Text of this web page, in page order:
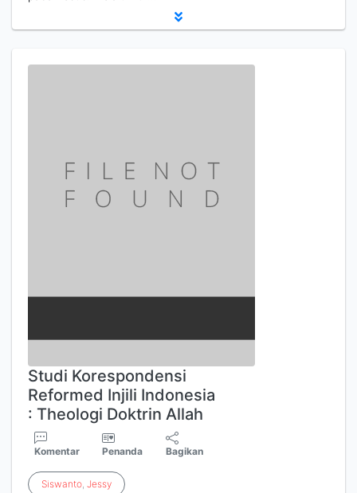
Studi Korespondensi
Reformed Injili Indonesia
: Theologi Doktrin Allah
Komentar Penanda Bagikan
Siswanto, Jessy